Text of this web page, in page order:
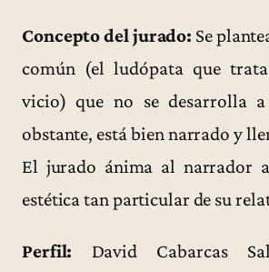
Concepto del jurado: Se
común (el ludópata que
vicio) que no se desarrolla
obstante, está bien narrado y
El jurado ánima al narrador
estética tan particular de su
Perfil: David Cabarcas